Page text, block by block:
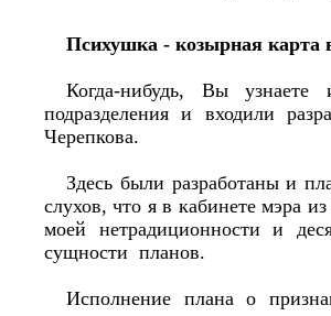
Психушка - козырная карта
Когда-нибудь, Вы
подразделения и входили
Черепкова.
Здесь были разработаны и
слухов, что я в кабинете мэра
моей нетрадиционности и
сущности планов.
Исполнение плана о